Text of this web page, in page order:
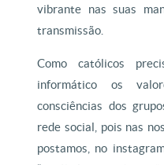
vibrante nas suas
transmissão.
Como católicos
informático os
consciências dos
rede social, pois nas
postamos, no